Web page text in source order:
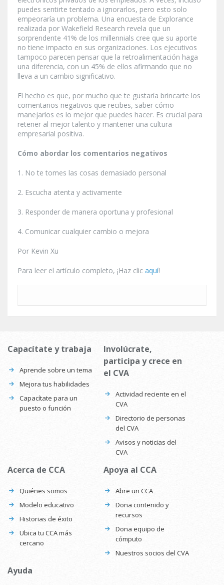
puedes sentirte tentado a ignorarlos, pero esto solo
empeoraría un problema. Una encuesta de Explorance
realizada por Wakefield Research revela que un
sorprendente 41% de los millennials cree que su aporte
no tiene impacto en sus organizaciones. Los ejecutivos
tampoco parecen pensar que la retroalimentación haga
una diferencia, con un 45% de ellos afirmando que no
lleva a un cambio significativo.
El hecho es que, por mucho que te gustaría brincarte los
comentarios negativos que recibes, saber cómo
manejarlos es lo mejor que puedes hacer. Es crucial para
retener al mejor talento y mantener una cultura
empresarial positiva.
Cómo abordar los comentarios negativos
1. No te tomes las cosas demasiado personal
2. Escucha atenta y activamente
3. Responder de manera oportuna y profesional
4. Comunicar cualquier cambio o mejora
Por Kevin Xu
Para leer el artículo completo, ¡Haz clic aquí!
Capacítate y trabaja
Aprende sobre un tema
Mejora tus habilidades
Capacítate para un
puesto o función
Involúcrate,
participa y crece en
el CVA
Actividad reciente en el
CVA
Directorio de personas
del CVA
Avisos y noticias del
CVA
Acerca de CCA
Quiénes somos
Modelo educativo
Historias de éxito
Ubica tu CCA más
cercano
Apoya al CCA
Abre un CCA
Dona contenido y
recursos
Dona equipo de
cómputo
Nuestros socios del CVA
Ayuda